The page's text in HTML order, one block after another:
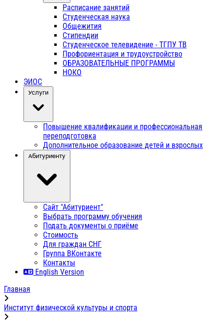
Расписание занятий
Студенческая наука
Общежития
Стипендии
Студенческое телевидение - ТГПУ ТВ
Профориентация и трудоустройство
ОБРАЗОВАТЕЛЬНЫЕ ПРОГРАММЫ
НОКО
ЭИОС
Услуги
Повышение квалификации и профессиональная
переподготовка
Дополнительное образование детей и взрослых
Абитуриенту
Сайт "Абитуриент"
Выбрать программу обучения
Подать документы о приёме
Стоимость
Для граждан СНГ
Группа ВКонтакте
Контакты
English Version
Главная
Институт физической культуры и спорта